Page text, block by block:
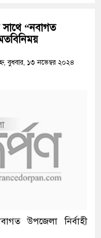
সাথে “নবাগত
১৩ নভেম্বর ২০২৪
উপজেলা নির্বাহী